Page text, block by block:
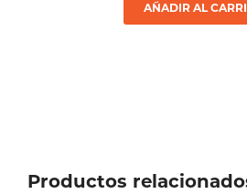
AÑADIR AL
Productos